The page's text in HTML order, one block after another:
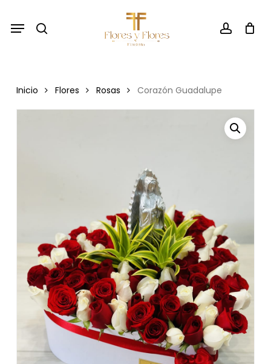
account
Menu
Inicio Flores Rosas Corazón Guadalupe